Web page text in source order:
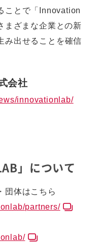
ことで「Innovation
まざまな企業との新
み出せることを確信
会社
innovationlab/
」について
団体はこちら
partners/